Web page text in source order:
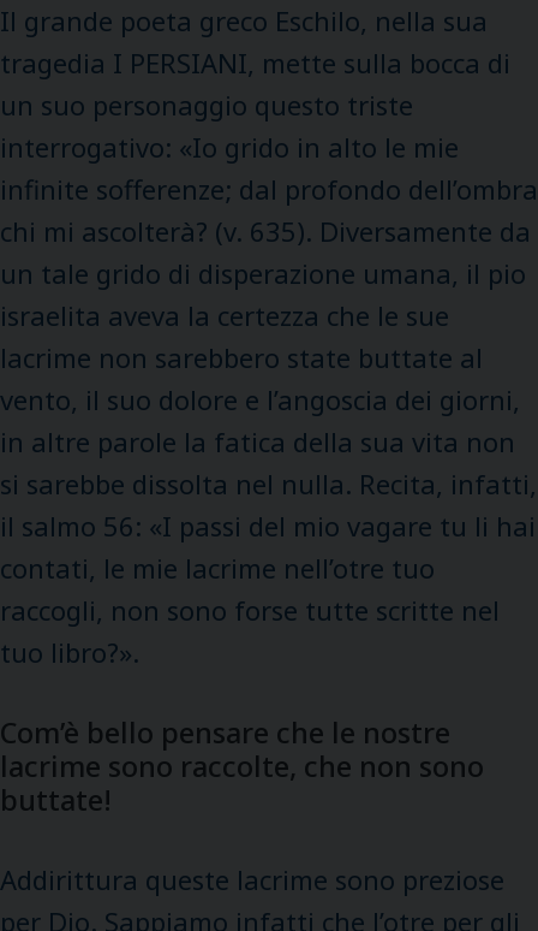
Il grande poeta greco Eschilo, nella sua
tragedia I PERSIANI, mette sulla bocca di
un suo personaggio questo triste
interrogativo: «Io grido in alto le mie
infinite sofferenze; dal profondo dell’ombra
chi mi ascolterà? (v. 635). Diversamente da
un tale grido di disperazione umana, il pio
israelita aveva la certezza che le sue
lacrime non sarebbero state buttate al
vento, il suo dolore e l’angoscia dei giorni,
in altre parole la fatica della sua vita non
si sarebbe dissolta nel nulla. Recita, infatti,
il salmo 56: «I passi del mio vagare tu li hai
contati, le mie lacrime nell’otre tuo
raccogli, non sono forse tutte scritte nel
tuo libro?».
Com’è bello pensare che le nostre
lacrime sono raccolte, che non sono
buttate!
Addirittura queste lacrime sono preziose
per Dio. Sappiamo infatti che l’otre per gli